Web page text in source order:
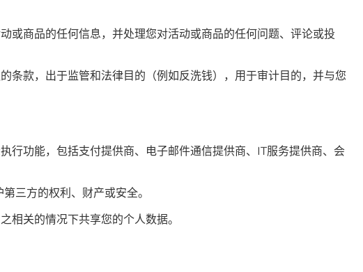
或商品的任何信息，并处理您对活动或商品的任何问题、评论或投
条款，出于监管和法律目的（例如反洗钱），用于审计目的，并与您
行功能，包括支付提供商、电子邮件通信提供商、IT服务提供商、会
三方的权利、财产或安全。
相关的情况下共享您的个人数据。